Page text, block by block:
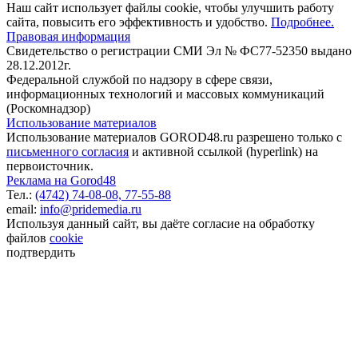
Наш сайт использует файлы cookie, чтобы улучшить работу
сайта, повысить его эффективность и удобство. Подробнее.
Правовая информация
Свидетельство о регистрации СМИ Эл № ФС77-52350 выдано
28.12.2012г.
Федеральной службой по надзору в сфере связи,
информационных технологий и массовых коммуникаций
(Роскомнадзор)
Использование материалов
Использование материалов GOROD48.ru разрешено только с
письменного согласия и активной ссылкой (hyperlink) на
первоисточник.
Реклама на Gorod48
Тел.: (4742) 74-08-08, 77-55-88
email: info@pridemedia.ru
Используя данный сайт, вы даёте согласие на обработку
файлов cookie
подтвердить